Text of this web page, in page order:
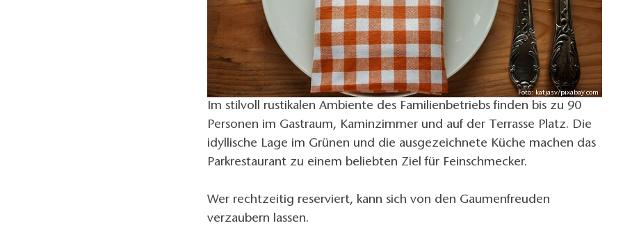
Foto: katjasv/pixabay.com
Im stilvoll rustikalen Ambiente des Familienbetriebs finden bis zu 90
Personen im Gastraum, Kaminzimmer und auf der Terrasse Platz. Die
idyllische Lage im Grünen und die ausgezeichnete Küche machen das
Parkrestaurant zu einem beliebten Ziel für Feinschmecker.
Wer rechtzeitig reserviert, kann sich von den Gaumenfreuden
verzaubern lassen.